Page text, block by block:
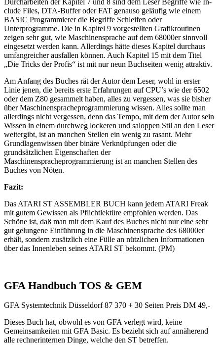
Durcharbeiten der Kapitel 7 und 8 sind dem Leser Begriffe wie In-
clude Files, DTA-Buffer oder FAT genauso geläufig wie einem
BASIC Programmierer die Begriffe Schleifen oder
Unterprogramme. Die in Kapitel 9 vorgestellten Grafikroutinen
zeigen sehr gut, wie Maschinensprache auf dem 68000er sinnvoll
eingesetzt werden kann. Allerdings hätte dieses Kapitel durchaus
umfangreicher ausfallen können. Auch Kapitel 15 mit dem Titel
„Die Tricks der Profis“ ist mit nur neun Buchseiten wenig attraktiv.
Am Anfang des Buches rät der Autor dem Leser, wohl in erster
Linie jenen, die bereits erste Erfahrungen auf CPU’s wie der 6502
oder dem Z80 gesammelt haben, alles zu vergessen, was sie bisher
über Maschinenspracheprogrammierung wissen. Alles sollte man
allerdings nicht vergessen, denn das Tempo, mit dem der Autor sein
Wissen in einem durchweg lockeren und saloppen Stil an den Leser
weitergibt, ist an manchen Stellen ein wenig zu rasant. Mehr
Grundlagenwissen über binäre Verknüpfungen oder die
grundsätzlichen Eigenschaften der
Maschinenspracheprogrammierung ist an manchen Stellen des
Buches von Nöten.
Fazit:
Das ATARI ST ASSEMBLER BUCH kann jedem ATARI Freak
mit gutem Gewissen als Pflichtlektüre empfohlen werden. Das
Schöne ist, daß man mit dem Kauf des Buches nicht nur eine sehr
gut gelungene Einführung in die Maschinensprache des 68000er
erhält, sondern zusätzlich eine Fülle an nützlichen Informationen
über das Innenleben seines ATARI ST bekommt. (PM)
GFA Handbuch TOS & GEM
GFA Systemtechnik Düsseldorf 87 370 + 30 Seiten Preis DM 49,-
Dieses Buch hat, obwohl es von GFA verlegt wird, keine
Gemeinsamkeiten mit GFA Basic. Es bezieht sich auf annäherend
alle rechnerinternen Dinge, welche den ST betreffen.